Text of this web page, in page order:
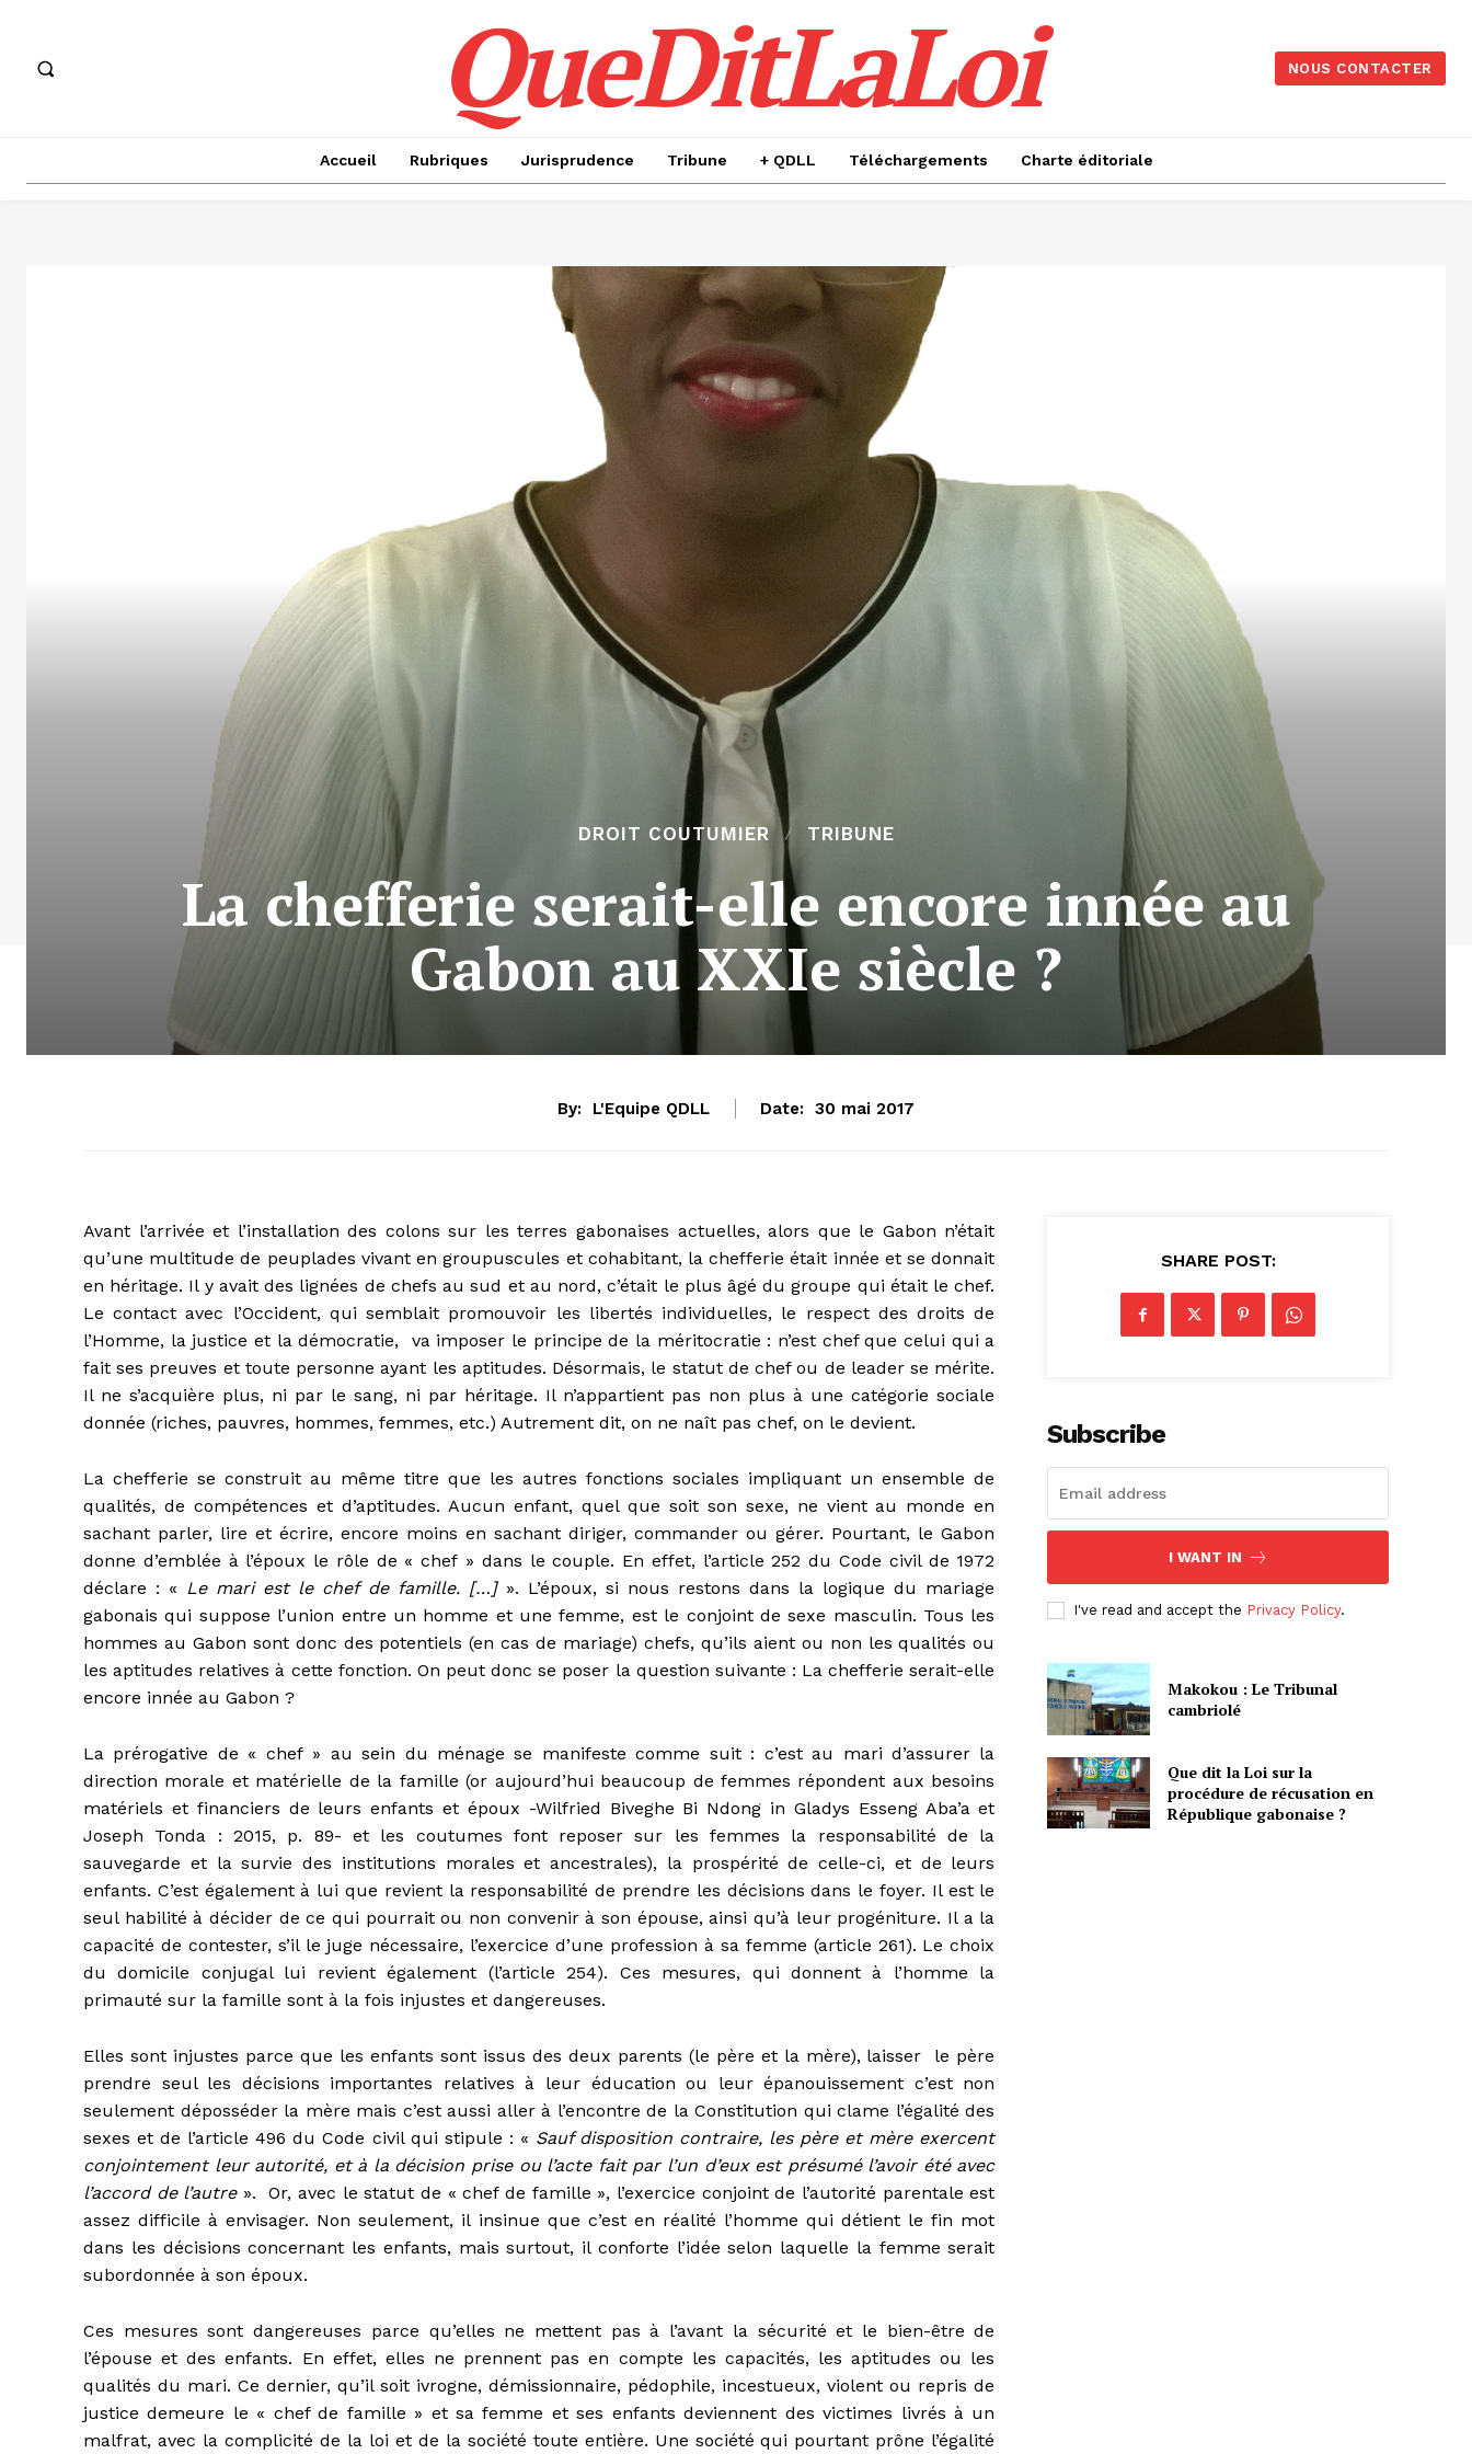
QueDitLaLoi NOUS CONTACTER
Accueil Rubriques Jurisprudence Tribune + QDLL Téléchargements Charte éditoriale
DROIT COUTUMIER TRIBUNE
La chefferie serait-elle encore innée au
Gabon au XXIe siècle ?
By: L'Equipe QDLL Date: 30 mai 2017
Avant l’arrivée et l’installation des colons sur les terres gabonaises actuelles, alors que le Gabon n’était
qu’une multitude de peuplades vivant en groupuscules et cohabitant, la chefferie était innée et se donnait
en héritage. Il y avait des lignées de chefs au sud et au nord, c’était le plus âgé du groupe qui était le chef.
Le contact avec l’Occident, qui semblait promouvoir les libertés individuelles, le respect des droits de
l’Homme, la justice et la démocratie, va imposer le principe de la méritocratie : n’est chef que celui qui a
fait ses preuves et toute personne ayant les aptitudes. Désormais, le statut de chef ou de leader se mérite.
Il ne s’acquière plus, ni par le sang, ni par héritage. Il n’appartient pas non plus à une catégorie sociale
donnée (riches, pauvres, hommes, femmes, etc.) Autrement dit, on ne naît pas chef, on le devient.
La chefferie se construit au même titre que les autres fonctions sociales impliquant un ensemble de
qualités, de compétences et d’aptitudes. Aucun enfant, quel que soit son sexe, ne vient au monde en
sachant parler, lire et écrire, encore moins en sachant diriger, commander ou gérer. Pourtant, le Gabon
donne d’emblée à l’époux le rôle de « chef » dans le couple. En effet, l’article 252 du Code civil de 1972
déclare : « Le mari est le chef de famille. […]». L’époux, si nous restons dans la logique du mariage
gabonais qui suppose l’union entre un homme et une femme, est le conjoint de sexe masculin. Tous les
hommes au Gabon sont donc des potentiels (en cas de mariage) chefs, qu’ils aient ou non les qualités ou
les aptitudes relatives à cette fonction. On peut donc se poser la question suivante : La chefferie serait-elle
encore innée au Gabon ?
La prérogative de « chef » au sein du ménage se manifeste comme suit : c’est au mari d’assurer la
direction morale et matérielle de la famille (or aujourd’hui beaucoup de femmes répondent aux besoins
matériels et financiers de leurs enfants et époux -Wilfried Biveghe Bi Ndong in Gladys Esseng Aba’a et
Joseph Tonda : 2015, p. 89- et les coutumes font reposer sur les femmes la responsabilité de la
sauvegarde et la survie des institutions morales et ancestrales), la prospérité de celle-ci, et de leurs
enfants. C’est également à lui que revient la responsabilité de prendre les décisions dans le foyer. Il est le
seul habilité à décider de ce qui pourrait ou non convenir à son épouse, ainsi qu’à leur progéniture. Il a la
capacité de contester, s’il le juge nécessaire, l’exercice d’une profession à sa femme (article 261). Le choix
du domicile conjugal lui revient également (l’article 254). Ces mesures, qui donnent à l’homme la
primauté sur la famille sont à la fois injustes et dangereuses.
Elles sont injustes parce que les enfants sont issus des deux parents (le père et la mère), laisser le père
prendre seul les décisions importantes relatives à leur éducation ou leur épanouissement c’est non
seulement déposséder la mère mais c’est aussi aller à l’encontre de la Constitution qui clame l’égalité des
sexes et de l’article 496 du Code civil qui stipule : « Sauf disposition contraire, les père et mère exercent
conjointement leur autorité, et à la décision prise ou l’acte fait par l’un d’eux est présumé l’avoir été avec
l’accord de l’autre ». Or, avec le statut de « chef de famille », l’exercice conjoint de l’autorité parentale est
assez difficile à envisager. Non seulement, il insinue que c’est en réalité l’homme qui détient le fin mot
dans les décisions concernant les enfants, mais surtout, il conforte l’idée selon laquelle la femme serait
subordonnée à son époux.
Ces mesures sont dangereuses parce qu’elles ne mettent pas à l’avant la sécurité et le bien-être de
l’épouse et des enfants. En effet, elles ne prennent pas en compte les capacités, les aptitudes ou les
qualités du mari. Ce dernier, qu’il soit ivrogne, démissionnaire, pédophile, incestueux, violent ou repris de
justice demeure le « chef de famille » et sa femme et ses enfants deviennent des victimes livrés à un
malfrat, avec la complicité de la loi et de la société toute entière. Une société qui pourtant prône l’égalité
SHARE POST:
Subscribe
I WANT IN
I've read and accept the Privacy Policy.
Makokou : Le Tribunal
cambriolé
Que dit la Loi sur la
procédure de récusation en
République gabonaise ?